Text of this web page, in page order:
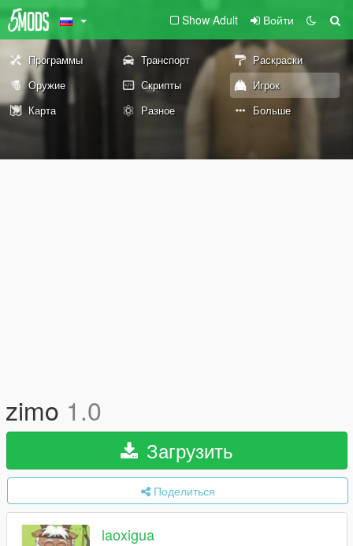
Show Adult Войти
Программы Транспорт
Раскраски
Оружие
Скрипты
Игрок
Карта
Разное Больше
zimo 1.0
Загрузить
Поделиться
laoxigua